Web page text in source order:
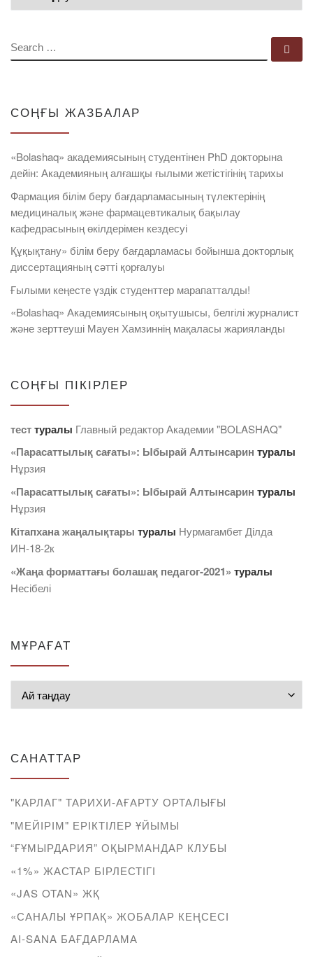
SEARCH
СОҢҒЫ ЖАЗБАЛАР
«Bolashaq» академиясының студентінен PhD докторына
дейін: Академияның алғашқы ғылыми жетістігінің тарихы
Фармация білім беру бағдарламасының түлектерінің
медициналық және фармацевтикалық бақылау
кафедрасының өкілдерімен кездесуі
Құқықтану» білім беру бағдарламасы бойынша докторлық
диссертацияның сәтті қорғалуы
Ғылыми кеңесте үздік студенттер марапатталды!
«Bolashaq» Академиясының оқытушысы, белгілі журналист
және зерттеуші Мауен Хамзиннің мақаласы жарияланды
СОҢҒЫ ПІКІРЛЕР
тесттуралы Главный редактор Академии "BOLASHAQ"
«Парасаттылық сағаты»: Ыбырай Алтынсарин туралы
Нұрзия
«Парасаттылық сағаты»: Ыбырай Алтынсарин туралы
Нұрзия
Кітапхана жаңалықтары туралы Нурмагамбет Дiлда
ИН-18-2к
«Жаңа форматтағы болашақ педагог-2021» туралы
Несібелі
МҰРАҒАТ
САНАТТАР
"КАРЛАГ" ТАРИХИ-АҒАРТУ ОРТАЛЫҒЫ
"МЕЙІРІМ" ЕРІКТІЛЕР ҰЙЫМЫ
“ҒҰМЫРДАРИЯ” ОҚЫРМАНДАР КЛУБЫ
«1%» ЖАСТАР БІРЛЕСТІГІ
«JAS OTAN» ЖҚ
«САНАЛЫ ҰРПАҚ» ЖОБАЛАР КЕҢСЕСІ
AI-SANA БАҒДАРЛАМА